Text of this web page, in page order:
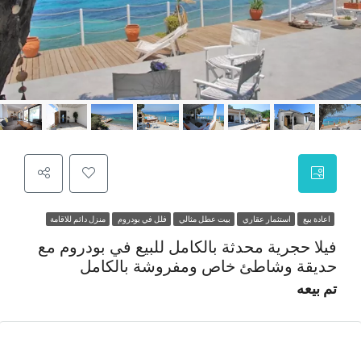
اعادة بيع استثمار عقاري بيت عطل مثالي فلل في بودروم منزل دائم للاقامة
فيلا حجرية محدثة بالكامل للبيع في بودروم مع
حديقة وشاطئ خاص ومفروشة بالكامل
تم بيعه